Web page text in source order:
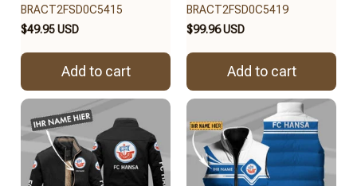
BRACT2FSD0C5415
$49.95 USD
Add to cart
BRACT2FSD0C5419
$99.96 USD
Add to cart